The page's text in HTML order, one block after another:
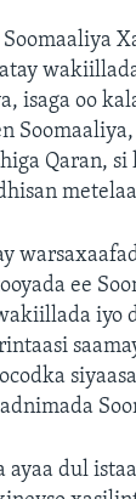
isaga oo
Qaran,
ee
iyo
ayaa dul